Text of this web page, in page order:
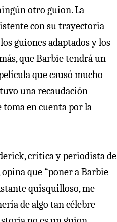
otro guion. La
con su trayectoria
guiones adaptados y los
que Barbie tendrá un
que causó mucho
una recaudación
toma en cuenta por la
crítica y periodista de
que “poner a Barbie
quisquilloso, me
de algo tan célebre